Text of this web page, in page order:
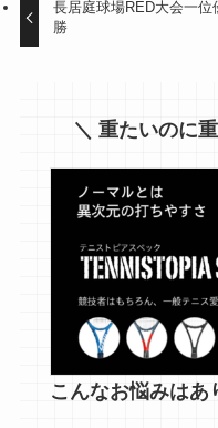
長居庭球場RED大会一位
勝
＼ 重たいのに
こんなお悩みはあ